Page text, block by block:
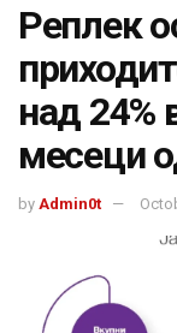
Реплек
над 24%
месеци
by Admin0t